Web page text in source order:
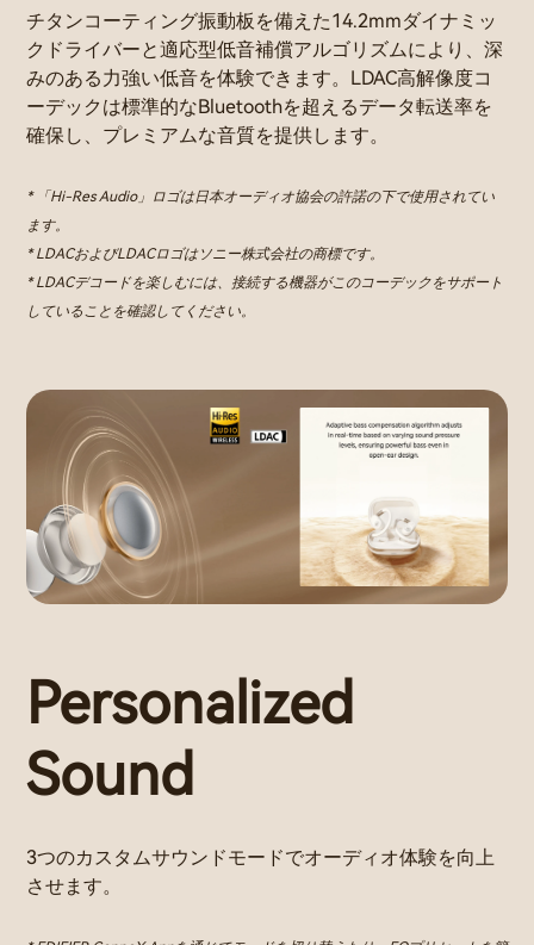
チタンコーティング振動板を備えた14.2mmダイナミッ
クドライバーと適応型低音補償アルゴリズムにより、深
みのある力強い低音を体験できます。LDAC高解像度コ
ーデックは標準的なBluetoothを超えるデータ転送率を
確保し、プレミアムな音質を提供します。
* 「Hi-Res Audio」ロゴは日本オーディオ協会の許諾の下で使用されてい
ます。
* LDACおよびLDACロゴはソニー株式会社の商標です。
* LDACデコードを楽しむには、接続する機器がこのコーデックをサポート
していることを確認してください。
Personalized
Sound
3つのカスタムサウンドモードでオーディオ体験を向上
させます。